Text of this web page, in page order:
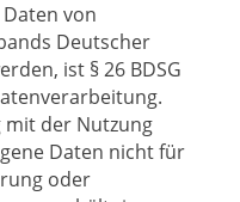
von
Deutscher
ist § 26 BDSG
mit der Nutzung
Daten nicht für
oder